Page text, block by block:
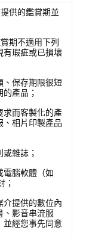
供的鑑賞期並
期不適用下列
有瑕疵或已損壞
、保存期限很短
產品；
求而客製化的產
、相片印製產品
或雜誌；
電腦軟體（如
；
介提供的數位內
、影音串流服
並經您事先同意